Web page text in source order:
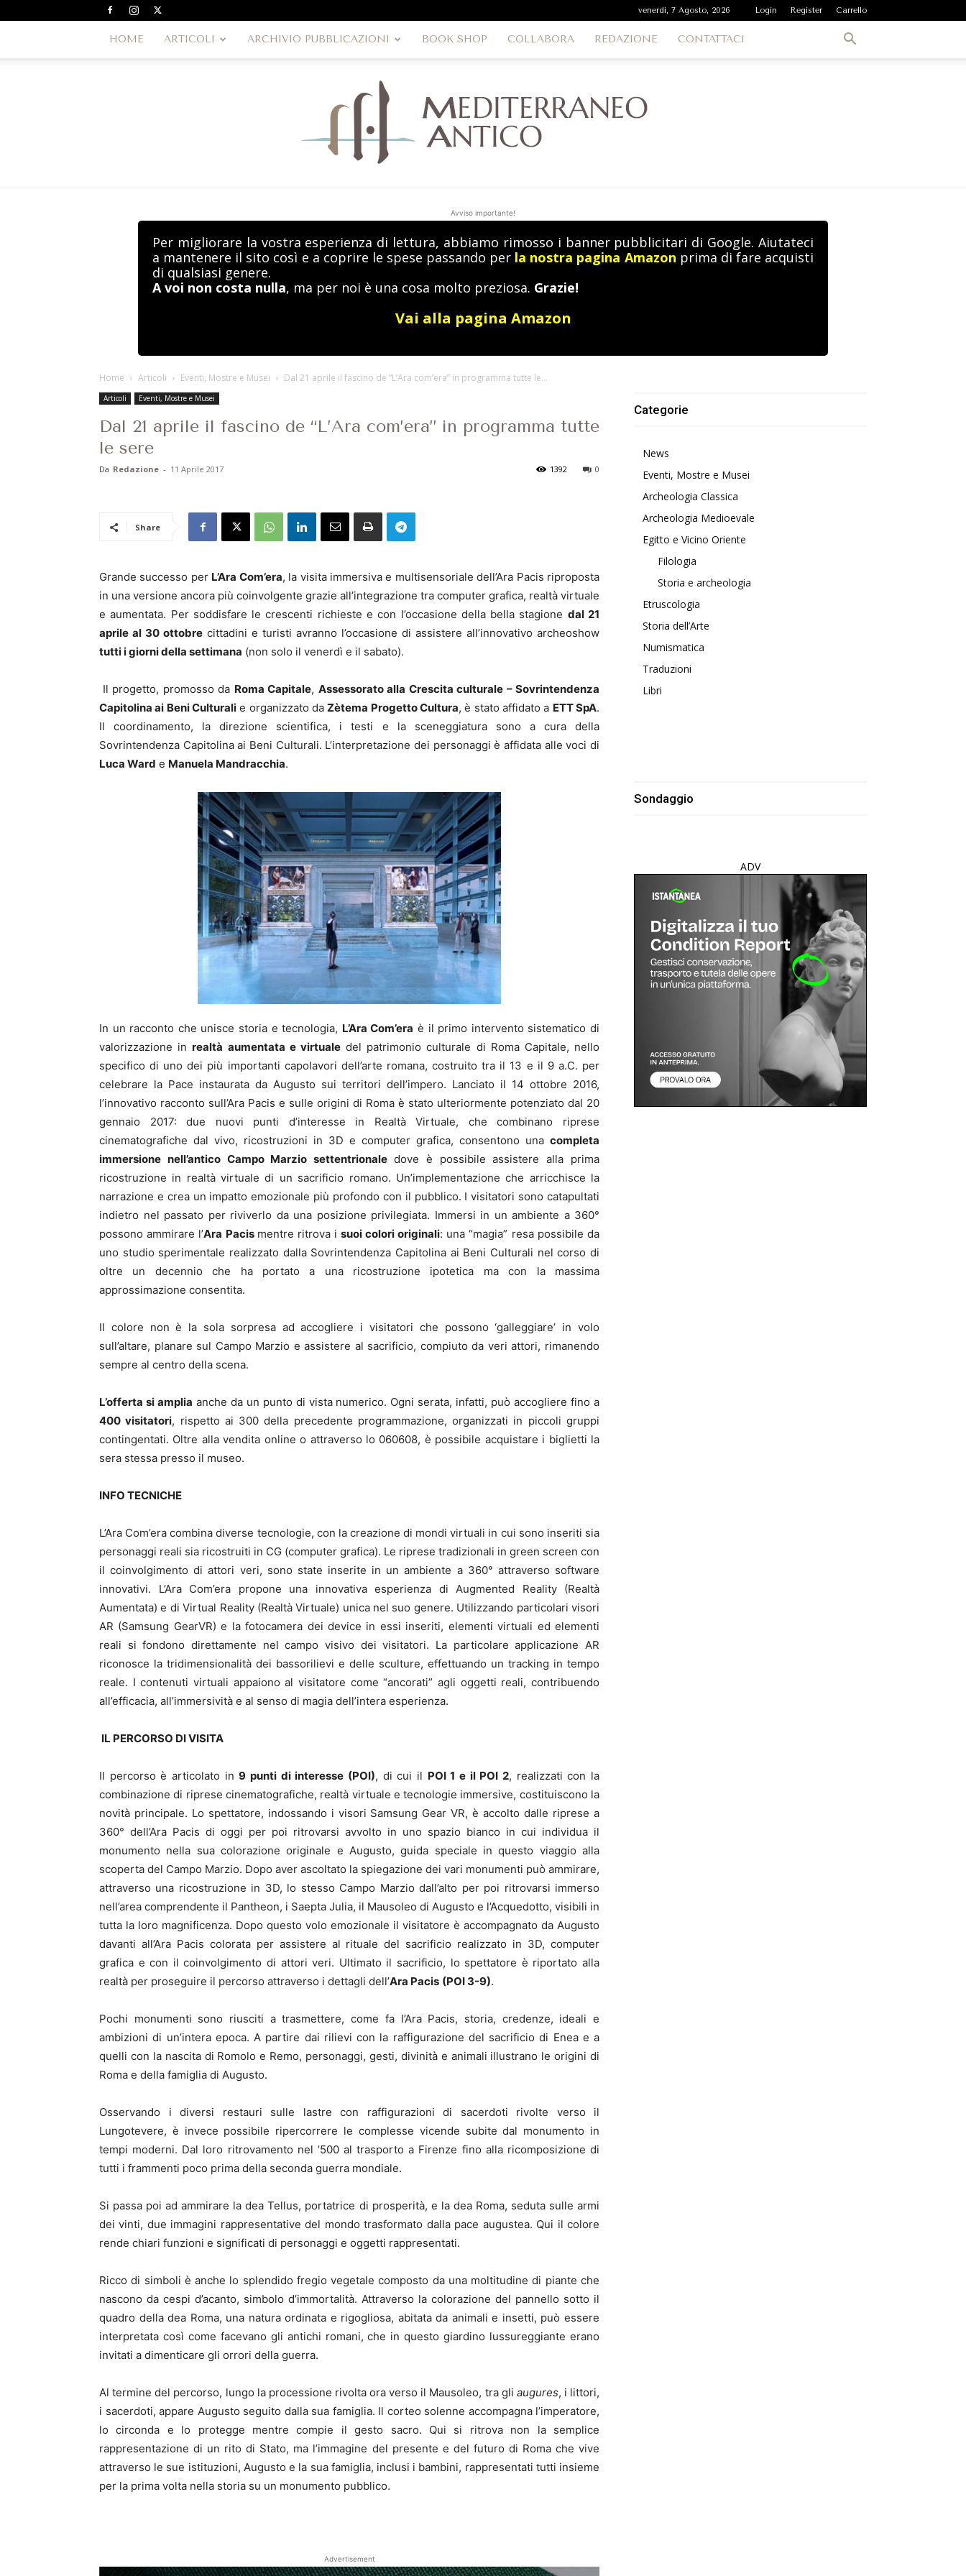
venerdì, 7 Agosto, 2026 Login Register Carrello
HOME ARTICOLI ARCHIVIO PUBBLICAZIONI BOOK SHOP COLLABORA REDAZIONE CONTATTACI
MediterraneoAntico
Avviso importante!
Per migliorare la vostra esperienza di lettura, abbiamo rimosso i banner pubblicitari di Google. Aiutateci
a mantenere il sito così e a coprire le spese passando per la nostra pagina Amazon prima di fare acquisti
di qualsiasi genere.
A voi non costa nulla, ma per noi è una cosa molto preziosa. Grazie!
Vai alla pagina Amazon
Home Articoli Eventi, Mostre e Musei Dal 21 aprile il fascino de “L’Ara com’era” in programma tutte le...
Articoli Eventi, Mostre e Musei
Dal 21 aprile il fascino de “L’Ara com’era” in programma tutte
le sere
Da Redazione - 11 Aprile 2017 0
1392
Share
Grande successo per L’Ara Com’era, la visita immersiva e multisensoriale dell’Ara Pacis riproposta
in una versione ancora più coinvolgente grazie all’integrazione tra computer grafica, realtà virtuale
e aumentata. Per soddisfare le crescenti richieste e con l’occasione della bella stagione dal 21
aprile al 30 ottobre cittadini e turisti avranno l’occasione di assistere all’innovativo archeoshow
tutti i giorni della settimana (non solo il venerdì e il sabato).
Il progetto, promosso da Roma Capitale, Assessorato alla Crescita culturale – Sovrintendenza
Capitolina ai Beni Culturali e organizzato daZètema Progetto Cultura, è stato affidato a ETT SpA.
Il coordinamento, la direzione scientifica, i testi e la sceneggiatura sono a cura della
Sovrintendenza Capitolina ai Beni Culturali. L’interpretazione dei personaggi è affidata alle voci di
Luca Ward e Manuela Mandracchia.
In un racconto che unisce storia e tecnologia, L’Ara Com’era è il primo intervento sistematico di
valorizzazione inrealtà aumentata e virtualedel patrimonio culturale di Roma Capitale, nello
specifico di uno dei più importanti capolavori dell’arte romana, costruito tra il 13 e il 9 a.C. per
celebrare la Pace instaurata da Augusto sui territori dell’impero. Lanciato il 14 ottobre 2016,
l’innovativo racconto sull’Ara Pacis e sulle origini di Roma è stato ulteriormente potenziato dal 20
gennaio 2017: due nuovi punti d’interesse in Realtà Virtuale, che combinano riprese
cinematografiche dal vivo, ricostruzioni in 3D e computer grafica, consentono una completa
immersione nell’antico Campo Marzio settentrionale dove è possibile assistere alla prima
ricostruzione in realtà virtuale di un sacrificio romano. Un’implementazione che arricchisce la
narrazione e crea un impatto emozionale più profondo con il pubblico. I visitatori sono catapultati
indietro nel passato per riviverlo da una posizione privilegiata. Immersi in un ambiente a 360°
possono ammirare l’Ara Pacis mentre ritrova i suoi colori originali: una “magia” resa possibile da
uno studio sperimentale realizzato dalla Sovrintendenza Capitolina ai Beni Culturali nel corso di
oltre un decennio che ha portato a una ricostruzione ipotetica ma con la massima
approssimazione consentita.
Il colore non è la sola sorpresa ad accogliere i visitatori che possono ‘galleggiare’ in volo
sull’altare, planare sul Campo Marzio e assistere al sacrificio, compiuto da veri attori, rimanendo
sempre al centro della scena.
L’offerta si amplia anche da un punto di vista numerico. Ogni serata, infatti, può accogliere fino a
400 visitatori, rispetto ai 300 della precedente programmazione, organizzati in piccoli gruppi
contingentati. Oltre alla vendita online o attraverso lo 060608, è possibile acquistare i biglietti la
sera stessa presso il museo.
INFO TECNICHE
L’Ara Com’era combina diverse tecnologie, con la creazione di mondi virtuali in cui sono inseriti sia
personaggi reali sia ricostruiti in CG (computer grafica). Le riprese tradizionali in green screen con
il coinvolgimento di attori veri, sono state inserite in un ambiente a 360° attraverso software
innovativi. L’Ara Com’era propone una innovativa esperienza di Augmented Reality (Realtà
Aumentata) e di Virtual Reality (Realtà Virtuale) unica nel suo genere. Utilizzando particolari visori
AR (Samsung GearVR) e la fotocamera dei device in essi inseriti, elementi virtuali ed elementi
reali si fondono direttamente nel campo visivo dei visitatori. La particolare applicazione AR
riconosce la tridimensionalità dei bassorilievi e delle sculture, effettuando un tracking in tempo
reale. I contenuti virtuali appaiono al visitatore come “ancorati” agli oggetti reali, contribuendo
all’efficacia, all’immersività e al senso di magia dell’intera esperienza.
IL PERCORSO DI VISITA
Il percorso è articolato in9 punti di interesse (POI), di cui il POI 1 e il POI 2, realizzati con la
combinazione di riprese cinematografiche, realtà virtuale e tecnologie immersive, costituiscono la
novità principale. Lo spettatore, indossando i visori Samsung Gear VR, è accolto dalle riprese a
360° dell’Ara Pacis di oggi per poi ritrovarsi avvolto in uno spazio bianco in cui individua il
monumento nella sua colorazione originale e Augusto, guida speciale in questo viaggio alla
scoperta del Campo Marzio. Dopo aver ascoltato la spiegazione dei vari monumenti può ammirare,
attraverso una ricostruzione in 3D, lo stesso Campo Marzio dall’alto per poi ritrovarsi immerso
nell’area comprendente il Pantheon, i Saepta Julia, il Mausoleo di Augusto e l’Acquedotto, visibili in
tutta la loro magnificenza. Dopo questo volo emozionale il visitatore è accompagnato da Augusto
davanti all’Ara Pacis colorata per assistere al rituale del sacrificio realizzato in 3D, computer
grafica e con il coinvolgimento di attori veri. Ultimato il sacrificio, lo spettatore è riportato alla
realtà per proseguire il percorso attraverso i dettagli dell’Ara Pacis (POI 3-9).
Pochi monumenti sono riusciti a trasmettere, come fa l’Ara Pacis, storia, credenze, ideali e
ambizioni di un’intera epoca. A partire dai rilievi con la raffigurazione del sacrificio di Enea e a
quelli con la nascita di Romolo e Remo, personaggi, gesti, divinità e animali illustrano le origini di
Roma e della famiglia di Augusto.
Osservando i diversi restauri sulle lastre con raffigurazioni di sacerdoti rivolte verso il
Lungotevere, è invece possibile ripercorrere le complesse vicende subite dal monumento in
tempi moderni. Dal loro ritrovamento nel ’500 al trasporto a Firenze fino alla ricomposizione di
tutti i frammenti poco prima della seconda guerra mondiale.
Si passa poi ad ammirare la dea Tellus, portatrice di prosperità, e la dea Roma, seduta sulle armi
dei vinti, due immagini rappresentative del mondo trasformato dalla pace augustea. Qui il colore
rende chiari funzioni e significati di personaggi e oggetti rappresentati.
Ricco di simboli è anche lo splendido fregio vegetale composto da una moltitudine di piante che
nascono da cespi d’acanto, simbolo d’immortalità. Attraverso la colorazione del pannello sotto il
quadro della dea Roma, una natura ordinata e rigogliosa, abitata da animali e insetti, può essere
interpretata così come facevano gli antichi romani, che in questo giardino lussureggiante erano
invitati a dimenticare gli orrori della guerra.
Al termine del percorso, lungo la processione rivolta ora verso il Mausoleo, tra gli augures, i littori,
i sacerdoti, appare Augusto seguito dalla sua famiglia. Il corteo solenne accompagna l’imperatore,
lo circonda e lo protegge mentre compie il gesto sacro. Qui si ritrova non la semplice
rappresentazione di un rito di Stato, ma l’immagine del presente e del futuro di Roma che vive
attraverso le sue istituzioni, Augusto e la sua famiglia, inclusi i bambini, rappresentati tutti insieme
per la prima volta nella storia su un monumento pubblico.
Advertisement
Categorie
News
Eventi, Mostre e Musei
Archeologia Classica
Archeologia Medioevale
Egitto e Vicino Oriente
Filologia
Storia e archeologia
Etruscologia
Storia dell’Arte
Numismatica
Traduzioni
Libri
Sondaggio
ADV